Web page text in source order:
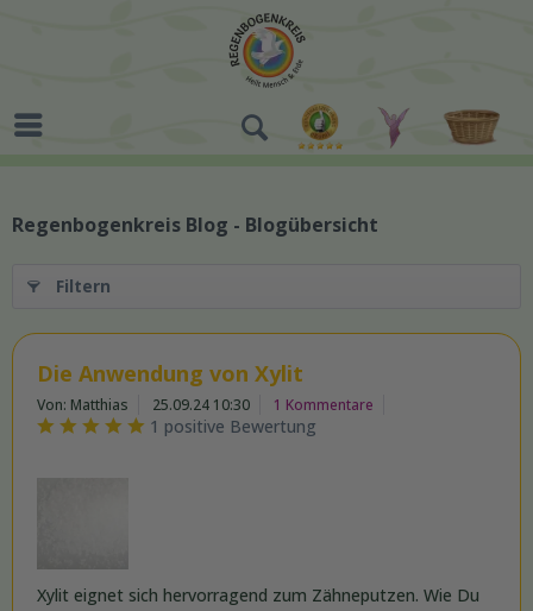
Regenbogenkreis Blog - Blogübersicht
Filtern
Die Anwendung von Xylit
Von: Matthias 25.09.24 10:30 1 Kommentare
1 positive Bewertung
Xylit eignet sich hervorragend zum Zähneputzen. Wie Du